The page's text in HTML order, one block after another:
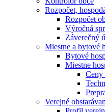
Rozpočet,
Rozpočet
Výročná
Záverečný
Miestne a bytové
Bytové
Miestne
Ceny
Verejné